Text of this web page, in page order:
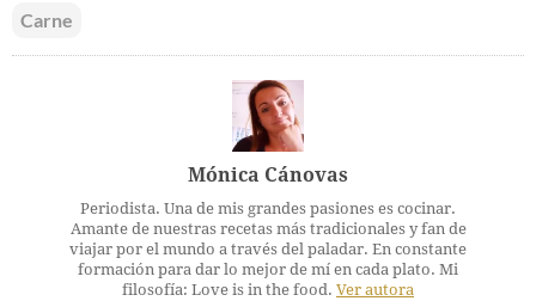
Carne
Mónica Cánovas
Periodista. Una de mis grandes pasiones es cocinar.
Amante de nuestras recetas más tradicionales y fan de
viajar por el mundo a través del paladar. En constante
formación para dar lo mejor de mí en cada plato. Mi
filosofía: Love is in the food. Ver autora